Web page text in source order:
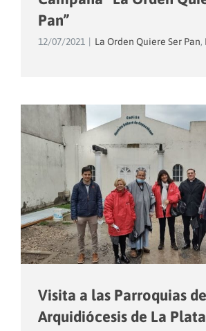
Pan”
12/07/2021 La Orden Quiere Ser Pan,
Visita a las Parroquias
Arquidiócesis de La Plata